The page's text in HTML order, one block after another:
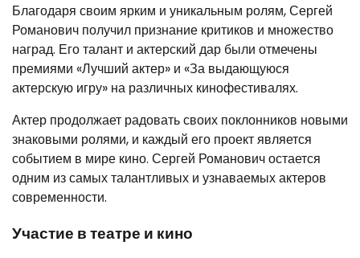
Благодаря своим ярким и уникальным ролям, Сергей
Романович получил признание критиков и множество
наград. Его талант и актерский дар были отмечены
премиями «Лучший актер» и «За выдающуюся
актерскую игру» на различных кинофестивалях.
Актер продолжает радовать своих поклонников новыми
знаковыми ролями, и каждый его проект является
событием в мире кино. Сергей Романович остается
одним из самых талантливых и узнаваемых актеров
современности.
Участие в театре и кино